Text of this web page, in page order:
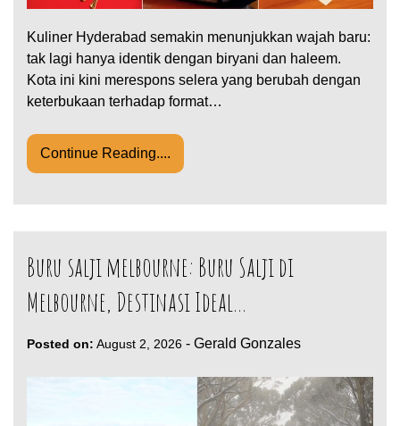
Kuliner Hyderabad semakin menunjukkan wajah baru:
tak lagi hanya identik dengan biryani dan haleem.
Kota ini kini merespons selera yang berubah dengan
keterbukaan terhadap format…
Continue Reading....
Buru salji melbourne: Buru Salji di
Melbourne, Destinasi Ideal…
Posted on: August 2, 2026 - Gerald Gonzales